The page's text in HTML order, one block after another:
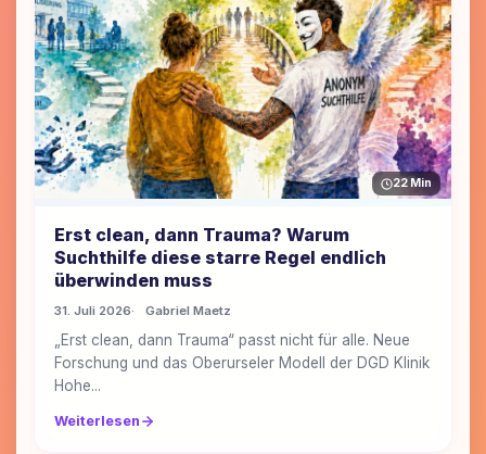
22 Min
Erst clean, dann Trauma? Warum
Suchthilfe diese starre Regel endlich
überwinden muss
31. Juli 2026 Gabriel Maetz
„Erst clean, dann Trauma“ passt nicht für alle. Neue
Forschung und das Oberurseler Modell der DGD Klinik
Hohe...
Weiterlesen